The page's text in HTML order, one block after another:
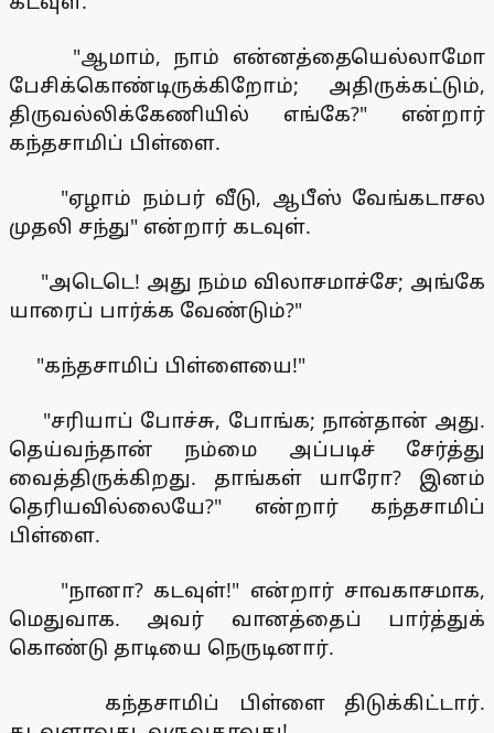
"ஆமாம், நாம் என்னத்தையெல்லாமோ
பேசிக்கொண்டிருக்கிறோம்; அதிருக்கட்டும்,
திருவல்லிக்கேணியில் எங்கே?" என்றார்
கந்தசாமிப் பிள்ளை.
"ஏழாம் நம்பர் வீடு, ஆபீஸ் வேங்கடாசல
முதலி சந்து" என்றார் கடவுள்.
"அடெடெ! அது நம்ம விலாசமாச்சே; அங்கே
யாரைப் பார்க்க வேண்டும்?"
"கந்தசாமிப் பிள்ளையை!"
"சரியாப் போச்சு, போங்க; நான்தான் அது.
தெய்வந்தான் நம்மை அப்படிச் சேர்த்து
வைத்திருக்கிறது. தாங்கள் யாரோ? இனம்
தெரியவில்லையே?" என்றார் கந்தசாமிப்
பிள்ளை.
"நானா? கடவுள்!" என்றார் சாவகாசமாக,
மெதுவாக. அவர் வானத்தைப் பார்த்துக்
கொண்டு தாடியை நெருடினார்.
கந்தசாமிப் பிள்ளை திடுக்கிட்டார்.